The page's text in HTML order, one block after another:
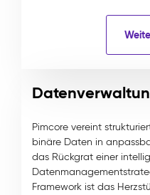
Pimcore vereint
binäre Daten in
das Rückgrat einer
Framework ist das